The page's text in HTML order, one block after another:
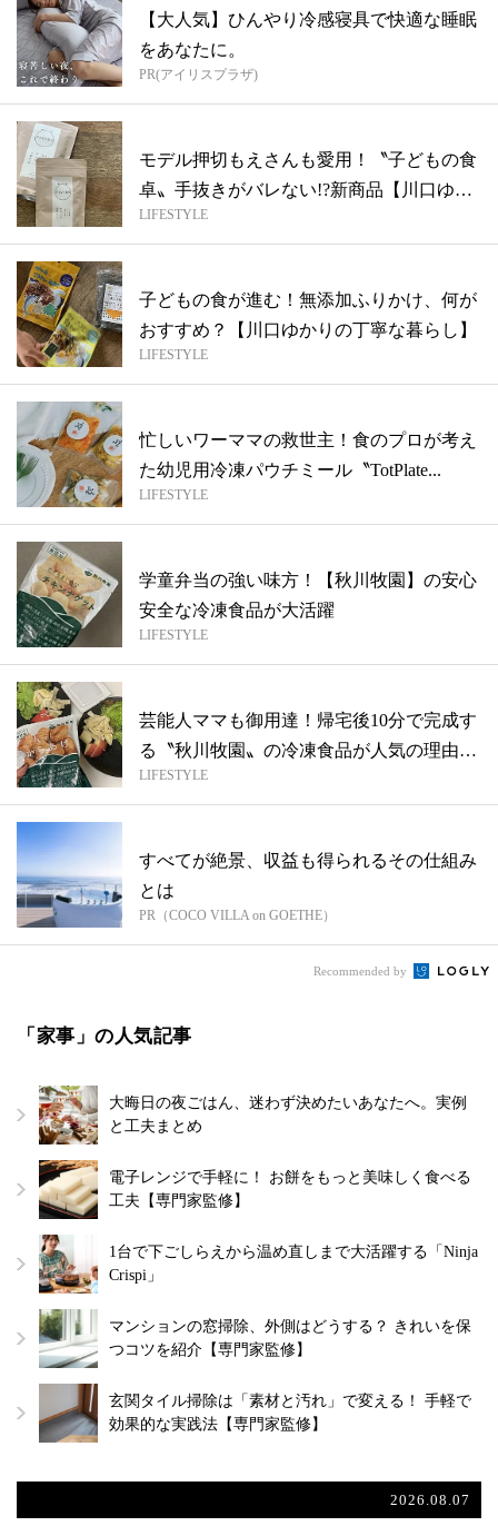
【大人気】ひんやり冷感寝具で快適な睡眠
をあなたに。
PR(アイリスプラザ)
モデル押切もえさんも愛用！〝子どもの食
卓〟手抜きがバレない!?新商品【川口ゆか
り...
LIFESTYLE
子どもの食が進む！無添加ふりかけ、何が
おすすめ？【川口ゆかりの丁寧な暮らし】
LIFESTYLE
忙しいワーママの救世主！食のプロが考え
た幼児用冷凍パウチミール〝TotPlate...
LIFESTYLE
学童弁当の強い味方！【秋川牧園】の安心
安全な冷凍食品が大活躍
LIFESTYLE
芸能人ママも御用達！帰宅後10分で完成す
る〝秋川牧園〟の冷凍食品が人気の理由
【川...
LIFESTYLE
すべてが絶景、収益も得られるその仕組み
とは
PR（COCO VILLA on GOETHE）
Recommended by
「家事」の人気記事
大晦日の夜ごはん、迷わず決めたいあなたへ。実例
と工夫まとめ
電子レンジで手軽に！ お餅をもっと美味しく食べる
工夫【専門家監修】
1台で下ごしらえから温め直しまで大活躍する「Ninja
Crispi」
マンションの窓掃除、外側はどうする？ きれいを保
つコツを紹介【専門家監修】
玄関タイル掃除は「素材と汚れ」で変える！ 手軽で
効果的な実践法【専門家監修】
2026.08.07